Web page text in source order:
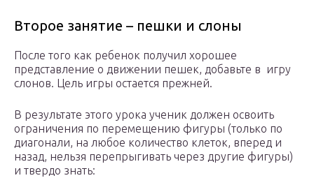
Второе занятие – пешки и слоны
После того как ребенок получил хорошее
представление о движении пешек, добавьте в игру
слонов. Цель игры остается прежней.
В результате этого урока ученик должен освоить
ограничения по перемещению фигуры (только по
диагонали, на любое количество клеток, вперед и
назад, нельзя перепрыгивать через другие фигуры)
и твердо знать: